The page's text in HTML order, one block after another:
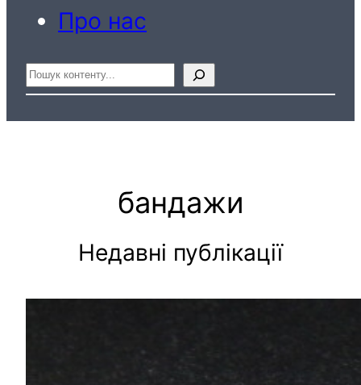
Про нас
Пошук
бандажи
Недавні публікації